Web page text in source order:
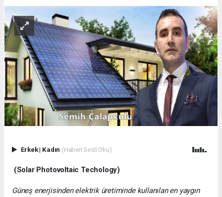
Erkek| Kadın (Haberi Sesli Oku)
(Solar Photovoltaic Techology)
Güneş enerjisinden elektrik üretiminde kullanılan en yaygın